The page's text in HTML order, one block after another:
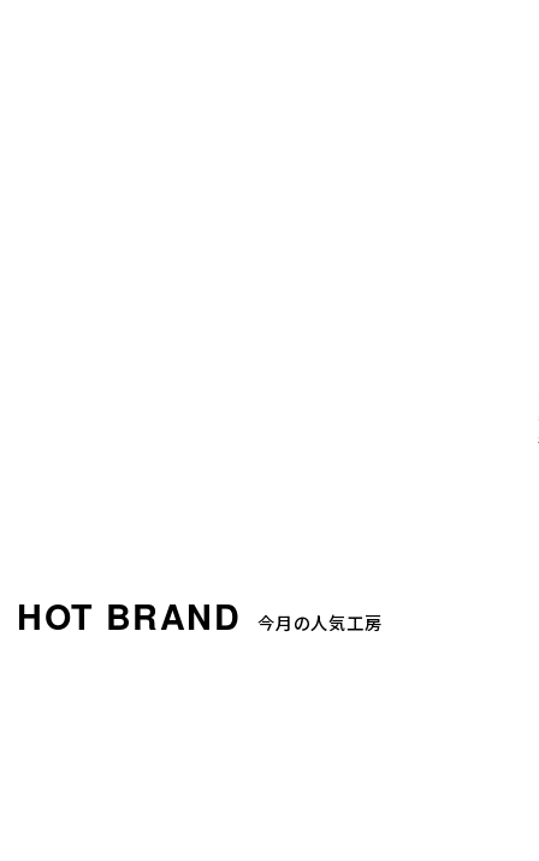
今月の人気工房